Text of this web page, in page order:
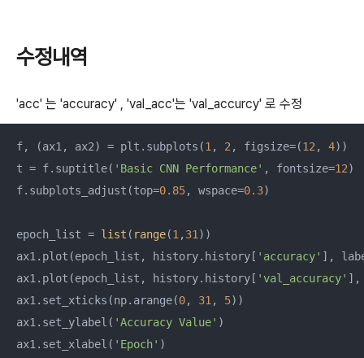
수정내역
'acc' 는 'accuracy' , 'val_acc'는 'val_accurcy' 로 수정
f, (ax1, ax2) = plt.subplots(1 , 2 , figsize=(12 , 4))
t = f.suptitle( 'Basic CNN Performance' , fontsize=12)
f.subplots_adjust(top=0.85, wspace=0.3)
epoch_list = list ( range(1 , 31 ))
ax1.plot(epoch_list, history.history[ 'accuracy' ],
ax1.plot(epoch_list, history.history[ 'val_accuracy' ],
ax1.set_xticks(np.arange(0, 31 , 5))
ax1.set_ylabel( 'Accuracy Value' )
ax1.set_xlabel( 'Epoch' )